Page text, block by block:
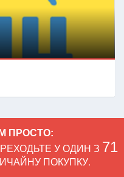
ПРОСТО:
У ОДИН З 71
ПОКУПКУ.